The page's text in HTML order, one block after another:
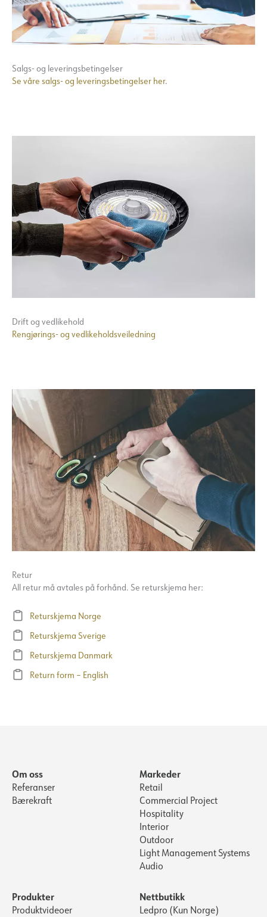
Salgs- og leveringsbetingelser
Se våre salgs- og leveringsbetingelser her.
Drift og vedlikehold
Rengjørings- og vedlikeholdsveiledning
Retur
All retur må avtales på forhånd. Se returskjema her:
Returskjema Norge
Returskjema Sverige
Returskjema Danmark
Return form – English
Om oss
Referanser
Bærekraft
Markeder
Retail
Commercial Project
Hospitality
Interior
Outdoor
Light Management Systems
Audio
Produkter
Produktvideoer
Nettbutikk
Ledpro (Kun Norge)